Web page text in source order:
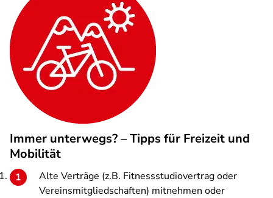
Immer unterwegs? – Tipps für Freizeit und
Mobilität
Alte Verträge (z.B. Fitnessstudiovertrag oder
Vereinsmitgliedschaften) mitnehmen oder